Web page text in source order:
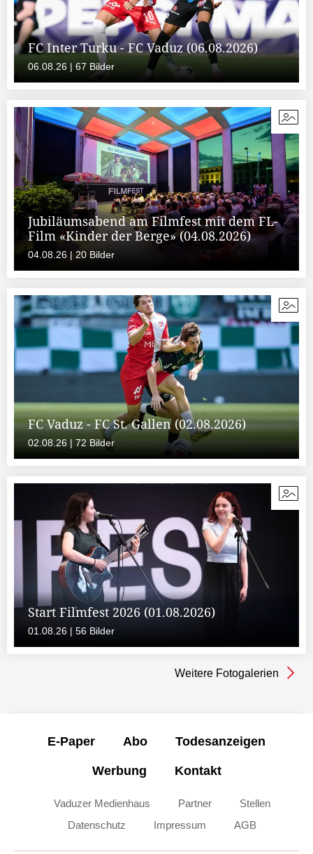
FC Inter Turku - FC Vaduz (06.08.2026)
06.08.26 | 67 Bilder
Jubiläumsabend am Filmfest mit dem FL-
Film «Kinder der Berge» (04.08.2026)
04.08.26 | 20 Bilder
FC Vaduz - FC St. Gallen (02.08.2026)
02.08.26 | 72 Bilder
Start Filmfest 2026 (01.08.2026)
01.08.26 | 56 Bilder
Weitere Fotogalerien
E-Paper Abo Todesanzeigen
Werbung Kontakt
Vaduzer Medienhaus Partner
Stellen
Datenschutz
Impressum AGB